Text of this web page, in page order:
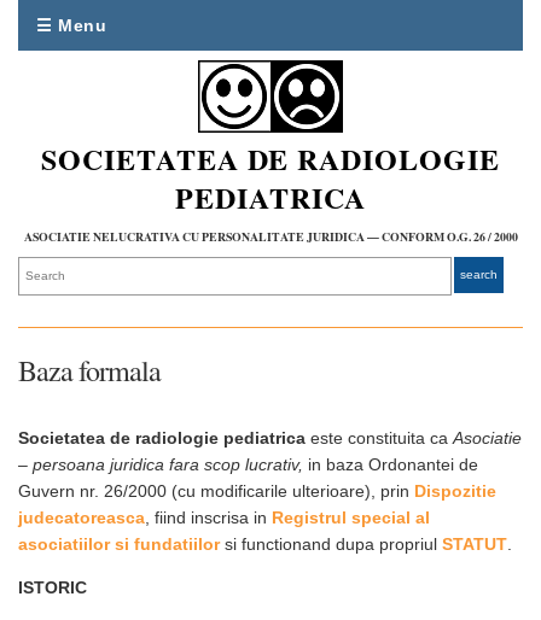
☰ Menu
SOCIETATEA DE RADIOLOGIE
PEDIATRICA
ASOCIATIE NELUCRATIVA CU PERSONALITATE JURIDICA — CONFORM O.G. 26 / 2000
Baza formala
Societatea de radiologie pediatrica este constituita ca Asociatie
– persoana juridica fara scop lucrativ, in baza Ordonantei de
Guvern nr. 26/2000 (cu modificarile ulterioare), prin Dispozitie
judecatoreasca , fiind inscrisa in Registrul special al
asociatiilor si fundatiilorsi functionand dupa propriul STATUT
ISTORIC